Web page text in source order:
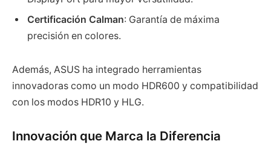
Certificación Calman: Garantía de máxima
precisión en colores.
Además, ASUS ha integrado herramientas
innovadoras como un modo HDR600 y compatibilidad
con los modos HDR10 y HLG.
Innovación que Marca la Diferencia